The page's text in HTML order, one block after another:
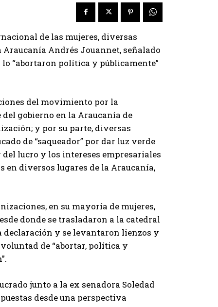
de las mujeres, diversas
Andrés Jouannet, señalado
“abortaron política y públicamente”
del movimiento por la
gobierno en la Araucanía de
y por su parte, diversas
de “saqueador” por dar luz verde
lucro y los intereses empresariales
en diversos lugares de la Araucanía,
en su mayoría de mujeres,
donde se trasladaron a la catedral
declaración y se levantaron lienzos y
de “abortar, política y
junto a la ex senadora Soledad
desde una perspectiva